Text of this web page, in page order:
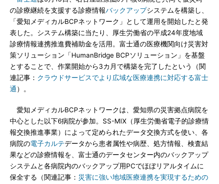
の診療継続を支援する診療情報バックアップシステムを構築し、
「愛知メディカルBCPネットワーク」として運用を開始したと発
表した。システム構築に当たり、厚生労働省の平成24年度地域
診療情報連携推進費補助金を活用。富士通の医療機関向け災害対
策ソリューション「HumanBridge BCPソリューション」を基盤
とすることで、作業開始から3カ月で構築を完了したという（関
連記事： クラウドサービスでより広域な医療連携に対応する富士
通 ）。
愛知メディカルBCPネットワークは、愛知県の災害拠点病院を
中心とした以下6病院が参加。SS-MIX（厚生労働省電子的診療情
報交換推進事業）によって定められたデータ交換方式を使い、各
病院の電子カルテデータから患者属性や病歴、処方情報、検査結
果などの診療情報を、富士通のデータセンター内のバックアップ
システムと各病院内のバックアップ用PCでほぼリアルタイムに
保全する（関連記事： 災害に強い地域医療連携を実現するための